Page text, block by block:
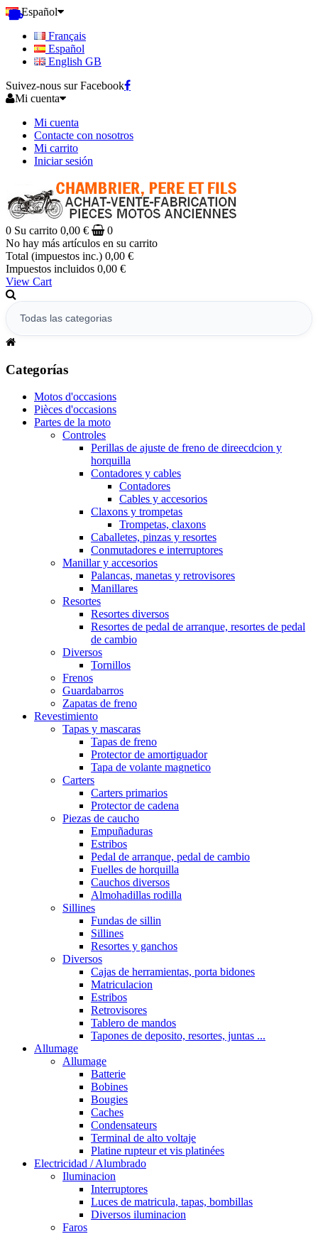
Español
Français
Español
English GB
Suivez-nous sur Facebook
Mi cuenta
Mi cuenta
Contacte con nosotros
Mi carrito
Iniciar sesión
0 Su carrito 0,00 €
0
No hay más artículos en su carrito
Total (impuestos inc.) 0,00 €
Impuestos incluidos 0,00 €
View Cart
Categorías
Motos d'occasions
Pièces d'occasions
Partes de la moto
Controles
Perillas de ajuste de freno de direecdcion y
horquilla
Contadores y cables
Contadores
Cables y accesorios
Claxons y trompetas
Trompetas, claxons
Caballetes, pinzas y resortes
Conmutadores e interruptores
Manillar y accesorios
Palancas, manetas y retrovisores
Manillares
Resortes
Resortes diversos
Resortes de pedal de arranque, resortes de pedal
de cambio
Diversos
Tornillos
Frenos
Guardabarros
Zapatas de freno
Revestimiento
Tapas y mascaras
Tapas de freno
Protector de amortiguador
Tapa de volante magnetico
Carters
Carters primarios
Protector de cadena
Piezas de caucho
Empuñaduras
Estribos
Pedal de arranque, pedal de cambio
Fuelles de horquilla
Cauchos diversos
Almohadillas rodilla
Sillines
Fundas de sillin
Sillines
Resortes y ganchos
Diversos
Cajas de herramientas, porta bidones
Matriculacion
Estribos
Retrovisores
Tablero de mandos
Tapones de deposito, resortes, juntas ...
Allumage
Allumage
Batterie
Bobines
Bougies
Caches
Condensateurs
Terminal de alto voltaje
Platine rupteur et vis platinées
Electricidad / Alumbrado
Iluminacion
Interruptores
Luces de matricula, tapas, bombillas
Diversos iluminacion
Faros